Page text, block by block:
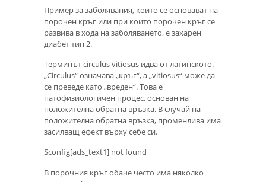
Пример за заболявания, които се основават на
порочен кръг или при които порочен кръг се
развива в хода на заболяването, е захарен
диабет тип 2.
Терминът circulus vitiosus идва от латинското.
„Circulus“ означава „кръг“, а „vitiosus“ може да
се преведе като „вреден“. Това е
патофизиологичен процес, основан на
положителна обратна връзка. В случай на
положителна обратна връзка, променлива има
засилващ ефект върху себе си.
$config[ads_text1] not found
В порочния кръг обаче често има няколко